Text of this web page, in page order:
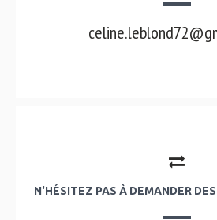
N'HÉSITEZ PAS À DEMANDER